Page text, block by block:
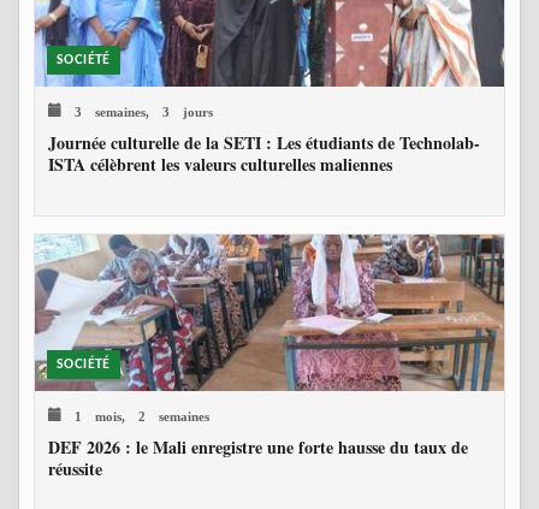
SOCIÉTÉ
3 semaines, 3 jours
Journée culturelle de la SETI : Les étudiants de Technolab-
ISTA célèbrent les valeurs culturelles maliennes
SOCIÉTÉ
1 mois, 2 semaines
DEF 2026 : le Mali enregistre une forte hausse du taux de
réussite